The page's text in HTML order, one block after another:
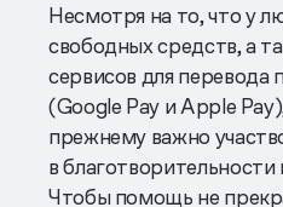
Несмотря на то, что у
свободных средств, а
сервисов для перевода
(Google Pay и Apple
прежнему важно
в
Чтобы помощь не